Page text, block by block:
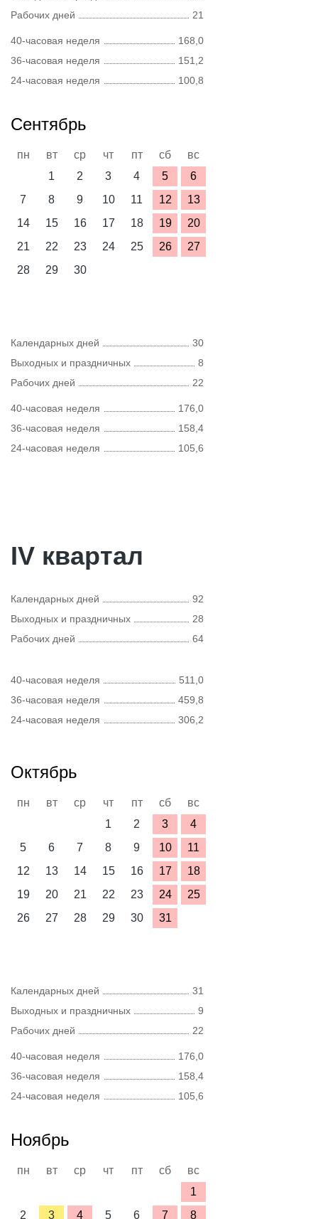
Рабочих дней
21
40-часовая неделя
168,0
36-часовая неделя
151,2
24-часовая неделя
100,8
Сентябрь
пн вт ср чт пт сб
вс
1
2 3 4 5
6
7
8 9 10 11 12
13
14
15 16 17 18 19
20
21
22 23 24 25 26
27
28
29 30
Календарных дней
30
Выходных и праздничных
8
Рабочих дней
22
40-часовая неделя
176,0
36-часовая неделя
158,4
24-часовая неделя
105,6
IV квартал
Календарных дней
92
Выходных и праздничных
28
Рабочих дней
64
40-часовая неделя
511,0
36-часовая неделя
459,8
24-часовая неделя
306,2
Октябрь
пн вт ср чт пт сб
вс
1
2 3
4
5
6 7 8 9 10
11
12
13 14 15 16 17
18
19
20 21 22 23 24
25
26
27 28 29 30 31
Календарных дней
31
Выходных и праздничных
9
Рабочих дней
22
40-часовая неделя
176,0
36-часовая неделя
158,4
24-часовая неделя
105,6
Ноябрь
пн вт ср чт пт сб
вс
1
2
3 4 5 6 7 8